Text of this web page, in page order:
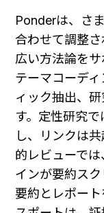
Ponderは、さ
合わせて調整
広い方法論を
テーマコーデ
ィック抽出、
す。定性研究
し、リンクは
的レビューで
インが要約ス
要約とレポー